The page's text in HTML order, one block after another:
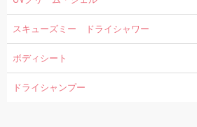
スキューズミー ドライシャワー
ボディシート
ドライシャンプー